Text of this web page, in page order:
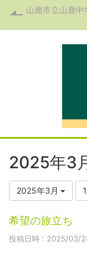
山鹿市立山鹿中
2025年3
2025年3月
希望の旅立ち
投稿日時 : 2025/03/